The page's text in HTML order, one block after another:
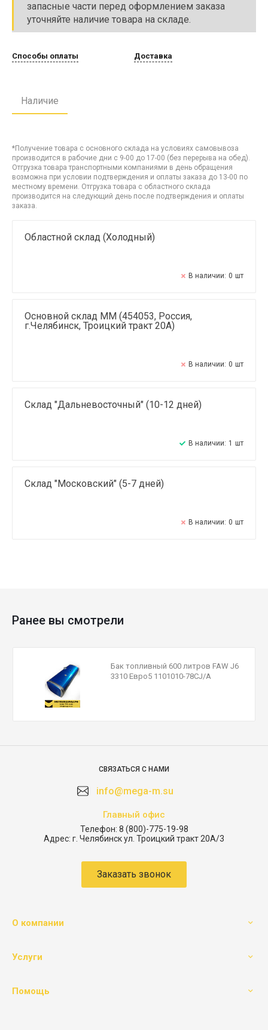
запасные части перед оформлением заказа
уточняйте наличие товара на складе.
Способы оплаты Доставка
Наличие
*Получение товара с основного склада на условиях самовывоза
производится в рабочие дни с 9-00 до 17-00 (без перерыва на обед).
Отгрузка товара транспортными компаниями в день обращения
возможна при условии подтверждения и оплаты заказа до 13-00 по
местному времени. Отгрузка товара с областного склада
производится на следующий день после подтверждения и оплаты
заказа.
Областной склад (Холодный)
В наличии: 0 шт
Основной склад ММ (454053, Россия,
г.Челябинск, Троицкий тракт 20А)
В наличии: 0 шт
Склад "Дальневосточный" (10-12 дней)
В наличии: 1 шт
Склад "Московский" (5-7 дней)
В наличии: 0 шт
Ранее вы смотрели
Бак топливный 600 литров FAW J6
3310 Евро5 1101010-78CJ/A
СВЯЗАТЬСЯ С НАМИ
info@mega-m.su
Главный офис
Телефон: 8 (800)-775-19-98
Адрес: г. Челябинск ул. Троицкий тракт 20А/3
Заказать звонок
О компании
Услуги
Помощь